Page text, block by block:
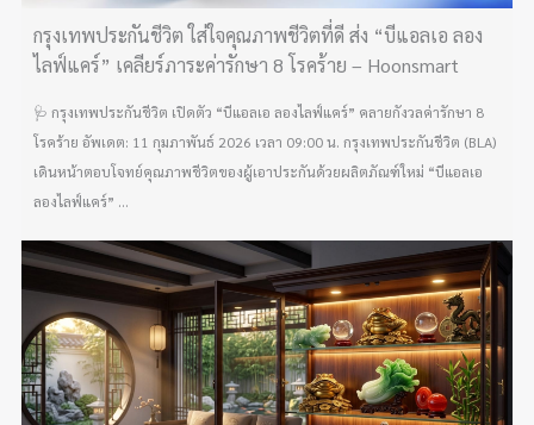
กรุงเทพประกันชีวิต ใส่ใจคุณภาพชีวิตที่ดี ส่ง “บีแอลเอ ลอง
ไลฟ์แคร์” เคลียร์ภาระค่ารักษา 8 โรคร้าย – Hoonsmart
🩺 กรุงเทพประกันชีวิต เปิดตัว “บีแอลเอ ลองไลฟ์แคร์” คลายกังวลค่ารักษา 8
โรคร้าย อัพเดต: 11 กุมภาพันธ์ 2026 เวลา 09:00 น. กรุงเทพประกันชีวิต (BLA)
เดินหน้าตอบโจทย์คุณภาพชีวิตของผู้เอาประกันด้วยผลิตภัณฑ์ใหม่ “บีแอลเอ
ลองไลฟ์แคร์” ...